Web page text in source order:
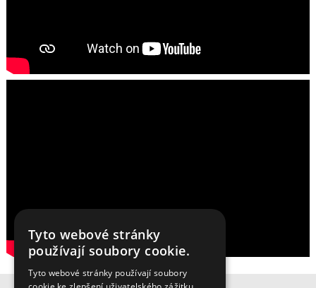
Tyto webové stránky
používají soubory cookie.
Tyto webové stránky používají soubory